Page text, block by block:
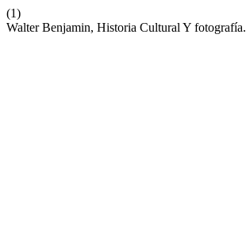
(1)
Walter Benjamin, Historia Cultural Y fotografía.